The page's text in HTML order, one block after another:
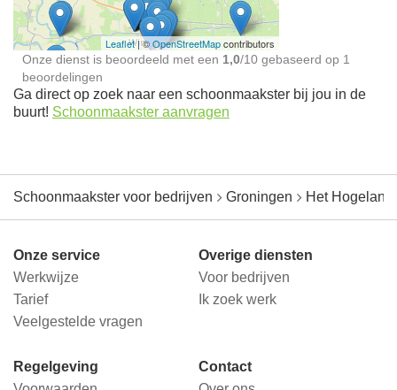
Leaflet| ©OpenStreetMapcontributors
Onze dienst is beoordeeld met een 1,0/10 gebaseerd op 1
beoordelingen
Ga direct op zoek naar een schoonmaakster bij jou in de
buurt! Schoonmaakster aanvragen
Schoonmaakster voor bedrijven Groningen Het Hogeland
Onze service
Werkwijze
Tarief
Veelgestelde vragen
Overige diensten
Voor bedrijven
Ik zoek werk
Regelgeving
Contact